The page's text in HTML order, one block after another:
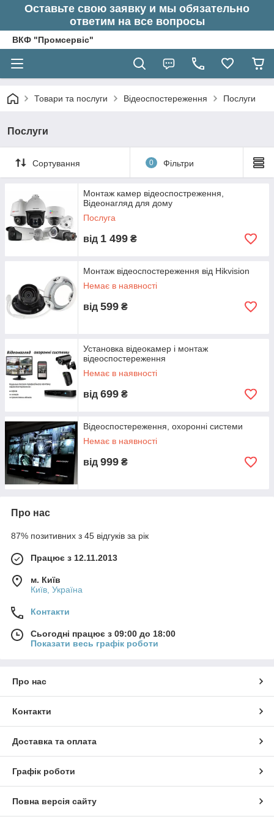
Оставьте свою заявку и мы обязательно
ответим на все вопросы
ВКФ "Промсервіс"
Товари та послуги Відеоспостереження Послуги
Послуги
Сортування 0 Фільтри
Монтаж камер відеоспостреження,
Відеонагляд для дому
Послуга
від 1 499 ₴
Монтаж відеоспостереження від Hikvision
Немає в наявності
від 599 ₴
Установка відеокамер і монтаж
відеоспостереження
Немає в наявності
від 699 ₴
Відеоспостереження, охоронні системи
Немає в наявності
від 999 ₴
Про нас
87% позитивних з 45 відгуків за рік
Працює з 12.11.2013
м. Київ
Київ, Україна
Контакти
Сьогодні працює з 09:00 до 18:00
Показати весь графік роботи
Про нас
Контакти
Доставка та оплата
Графік роботи
Повна версія сайту